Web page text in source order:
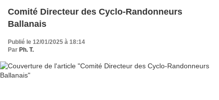
Comité Directeur des Cyclo-Randonneurs
Ballanais
Publié le 12/01/2025 à 18:14
Par Ph. T.